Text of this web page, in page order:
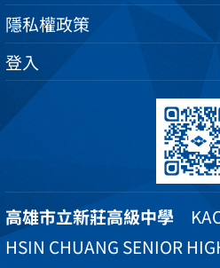
隱私權政策
登入
高雄市立新莊高級中學
HSIN CHUANG SENIOR